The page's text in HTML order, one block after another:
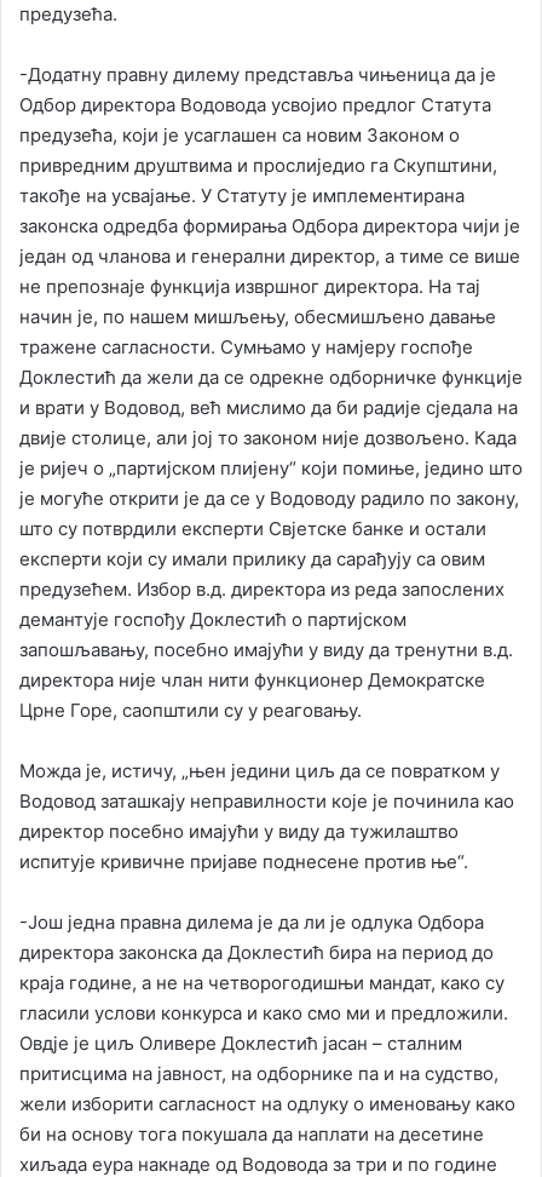
предузећа.
-Додатну правну дилему представља чињеница да је
Одбор директора Водовода усвојио предлог Статута
предузећа, који је усаглашен са новим Законом о
привредним друштвима и прослиједио га Скупштини,
такође на усвајање. У Статуту је имплементирана
законска одредба формирања Одбора директора чији је
један од чланова и генерални директор, а тиме се више
не препознаје функција извршног директора. На тај
начин је, по нашем мишљењу, обесмишљено давање
тражене сагласности. Сумњамо у намјеру госпође
Доклестић да жели да се одрекне одборничке функције
и врати у Водовод, већ мислимо да би радије сједала на
двије столице, али јој то законом није дозвољено. Када
је ријеч о „партијском плијену“ који помиње, једино што
је могуће открити је да се у Водоводу радило по закону,
што су потврдили експерти Свјетске банке и остали
експерти који су имали прилику да сарађују са овим
предузећем. Избор в.д. директора из реда запослених
демантује госпођу Доклестић о партијском
запошљавању, посебно имајући у виду да тренутни в.д.
директора није члан нити функционер Демократске
Црне Горе, саопштили су у реаговању.
Можда је, истичу, „њен једини циљ да се повратком у
Водовод заташкају неправилности које је починила као
директор посебно имајући у виду да тужилаштво
испитује кривичне пријаве поднесене против ње“.
-Још једна правна дилема је да ли је одлука Одбора
директора законска да Доклестић бира на период до
краја године, а не на четворогодишњи мандат, како су
гласили услови конкурса и како смо ми и предложили.
Овдје је циљ Оливере Доклестић јасан – сталним
притисцима на јавност, на одборнике па и на судство,
жели изборити сагласност на одлуку о именовању како
би на основу тога покушала да наплати на десетине
хиљада еура накнаде од Водовода за три и по године